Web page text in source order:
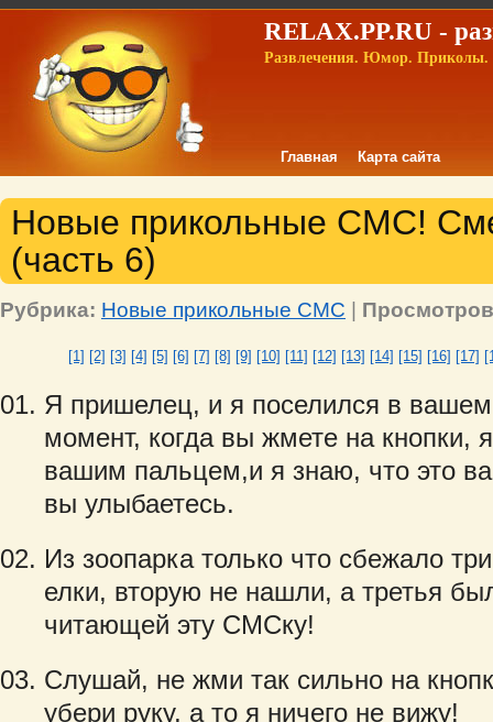
RELAX.PP.RU -
Развлечения. Юмор. Приколы.
Главная Карта сайта
Новые прикольные СМС!
(часть 6)
Рубрика: Новые прикольные СМС |
[1] [2] [3] [4] [5] [6] [7] [8] [9] [10] [11] [12] [13] [14] [15] [16] [17]
Я пришелец, и я поселился в
момент, когда вы жмете на кнопки,
вашим пальцем,и я знаю, что это
вы улыбаетесь.
Из зоопарка только что сбежало
елки, вторую не нашли, а третья
читающей эту СМСку!
Слушай, не жми так сильно на
убери руку, а то я ничего не вижу!